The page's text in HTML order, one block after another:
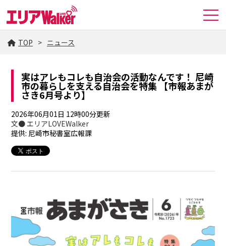
TOP ニュース
実はアレもコレも自治会の活動なんです！ 尼崎
市の暮らしを支える自治会を特集 【市報あまが
さき6月号より】
2026年06月01日 12時00分更新
文● エリアLOVEWalker
提供: 尼崎市秘書室広報課